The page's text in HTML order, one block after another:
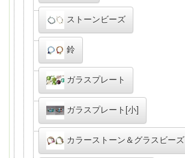
ストーンビーズ
鈴
ガラスプレート
ガラスプレート[小]
カラーストーン＆グラスビーズ